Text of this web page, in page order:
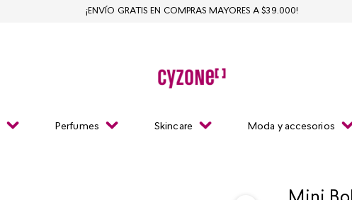
Perfumes Skincare Moda y accesorios
¡ENVÍO GRATIS EN COMPRAS MAYORES A $39.000!